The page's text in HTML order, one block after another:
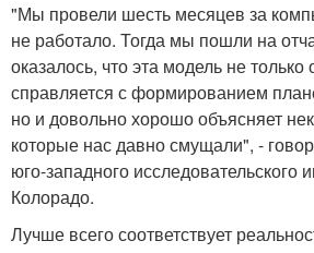
"Мы провели шесть месяцев за
не работало. Тогда мы пошли на
оказалось, что эта модель не только
справляется с формированием
но и довольно хорошо объясняет
которые нас давно смущали", -
юго-западного исследовательского
Колорадо.
Лучше всего соответствует